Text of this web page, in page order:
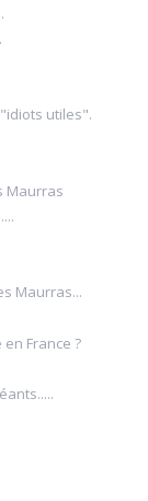
utiles".
Maurras
Maurras...
France ?